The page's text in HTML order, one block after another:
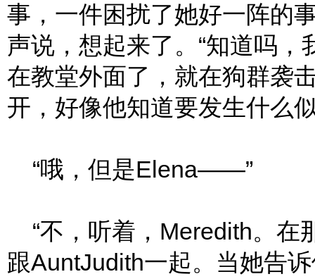
事，一件困扰了她好一阵的
声说，想起来了。“知道吗
在教堂外面了，就在狗群袭
开，好像他知道要发生什么
“哦，但是Elena——”
“不，听着，Meredith。在
跟AuntJudith一起。当她告